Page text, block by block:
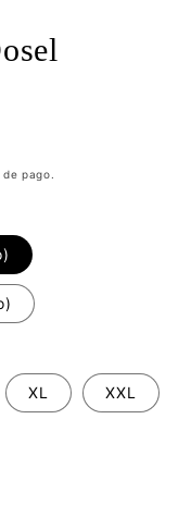
pago.
XL XXL